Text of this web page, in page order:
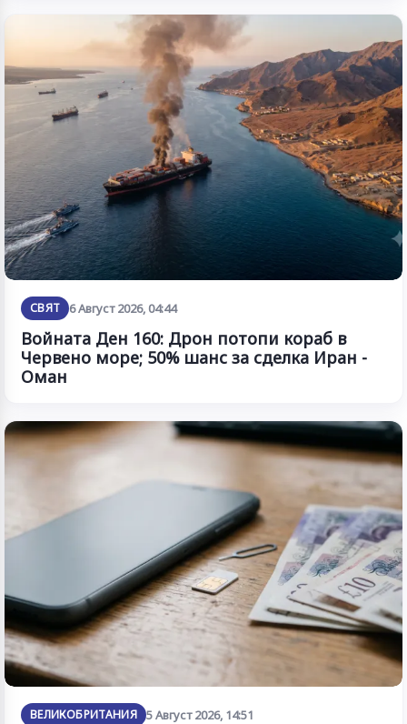
СВЯТ 6 Август 2026, 04:44
Войната Ден 160: Дрон потопи кораб в
Червено море; 50% шанс за сделка Иран -
Оман
ВЕЛИКОБРИТАНИЯ 5 Август 2026, 14:51